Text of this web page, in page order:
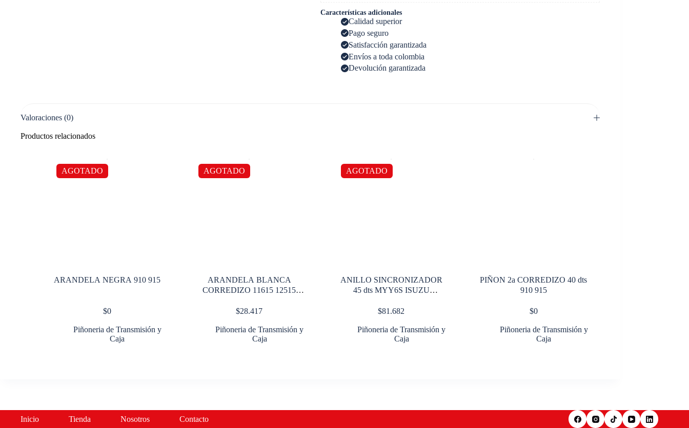
Características adicionales
Calidad superior
Pago seguro
Satisfacción garantizada
Envíos a toda colombia
Devolución garantizada
Valoraciones (0)
Productos relacionados
AGOTADO
ARANDELA NEGRA 910 915
$0
Piñoneria de Transmisión y
Caja
AGOTADO
ARANDELA BLANCA
CORREDIZO 11615 12515
$28.417
Piñoneria de Transmisión y
Caja
AGOTADO
ANILLO SINCRONIZADOR
45 dts MYY6S ISUZU
$81.682
Piñoneria de Transmisión y
Caja
PIÑON 2a CORREDIZO 40 dts
910 915
$0
Piñoneria de Transmisión y
Caja
Inicio Tienda Nosotros Contacto